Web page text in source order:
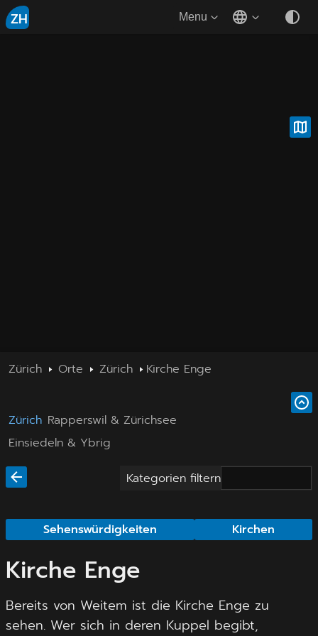
ZH Menu
Zürich Orte Zürich Kirche Enge
Zürich Rapperswil & Zürichsee
Einsiedeln & Ybrig
Kategorien filtern
Sehenswürdigkeiten Kirchen
Kirche Enge
Bereits von Weitem ist die Kirche Enge zu
sehen. Wer sich in deren Kuppel begibt,